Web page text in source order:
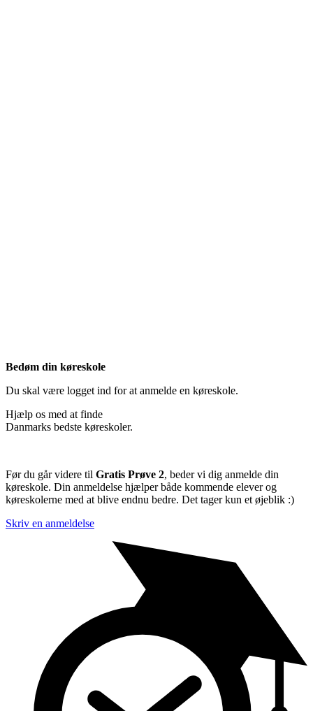
Bedøm din køreskole
Du skal være logget ind for at anmelde en køreskole.
Hjælp os med at finde
Danmarks bedste køreskoler.
Før du går videre til Gratis Prøve 2, beder vi dig anmelde din
køreskole. Din anmeldelse hjælper både kommende elever og
køreskolerne med at blive endnu bedre. Det tager kun et øjeblik :)
Skriv en anmeldelse